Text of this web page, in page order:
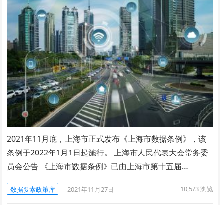
2021年11月底，上海市正式发布《上海市数据条例》，该
条例于2022年1月1日起施行。 上海市人民代表大会常务委
员会公告 《上海市数据条例》已由上海市第十五届…
数据要素政策库 2021年11月27日 10,573浏览